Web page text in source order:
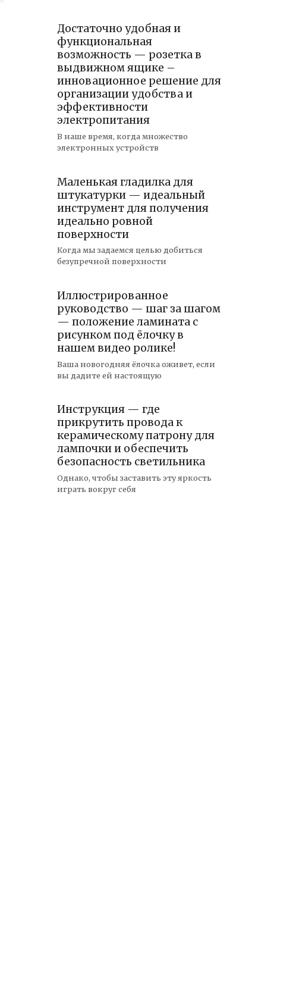
Достаточно удобная и
функциональная
возможность — розетка в
выдвижном ящике –
инновационное решение для
организации удобства и
эффективности
электропитания
В наше время, когда множество
электронных устройств
Маленькая гладилка для
штукатурки — идеальный
инструмент для получения
идеально ровной
поверхности
Когда мы задаемся целью добиться
безупречной поверхности
Иллюстрированное
руководство — шаг за шагом
— положение ламината с
рисунком под ёлочку в
нашем видео ролике!
Ваша новогодняя ёлочка оживет, если
вы дадите ей настоящую
Инструкция — где
прикрутить провода к
керамическому патрону для
лампочки и обеспечить
безопасность светильника
Однако, чтобы заставить эту яркость
играть вокруг себя